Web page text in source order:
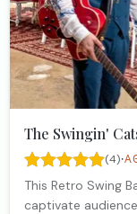
The Swingin'
(4)·
This Retro Swing
captivate